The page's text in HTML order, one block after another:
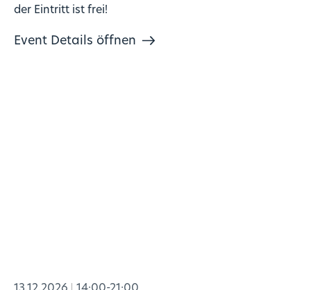
der Eintritt ist frei!
Event Details öffnen